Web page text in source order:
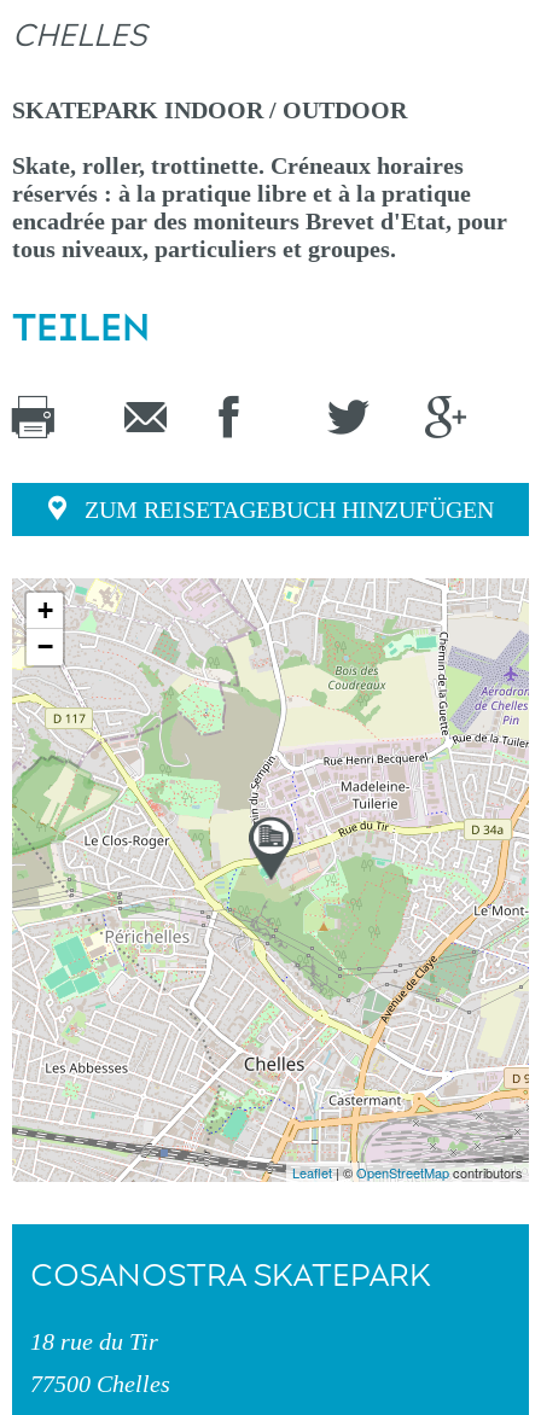
CHELLES
SKATEPARK INDOOR / OUTDOOR
Skate, roller, trottinette. Créneaux horaires
réservés : à la pratique libre et à la pratique
encadrée par des moniteurs Brevet d'Etat, pour
tous niveaux, particuliers et groupes.
TEILEN
ZUM REISETAGEBUCH HINZUFÜGEN
+
−
Leaflet| ©OpenStreetMapcontributors
COSANOSTRA SKATEPARK
18 rue du Tir
77500 Chelles